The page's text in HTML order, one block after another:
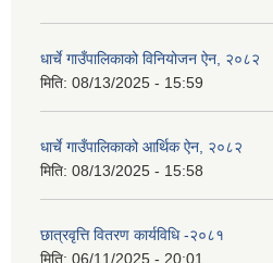
धार्चे गाउँपालिकाको विनियोजन ऐन, २०८२
मिति: 08/13/2025 - 15:59
धार्चे गाउँपालिकाको आर्थिक ऐन, २०८२
मिति: 08/13/2025 - 15:58
छात्रवृत्ति वितरण कार्यविधि -२०८१
मिति: 06/11/2025 - 20:01